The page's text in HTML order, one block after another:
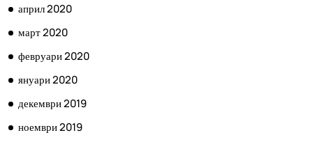
април 2020
март 2020
февруари 2020
януари 2020
декември 2019
ноември 2019